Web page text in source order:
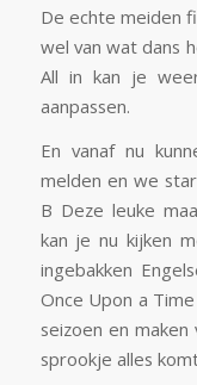
De echte meiden
wel van wat dans
All in kan je
aanpassen.
En vanaf nu
melden en we
B Deze leuke
kan je nu kijken
ingebakken
Once Upon a
seizoen en
sprookje alles